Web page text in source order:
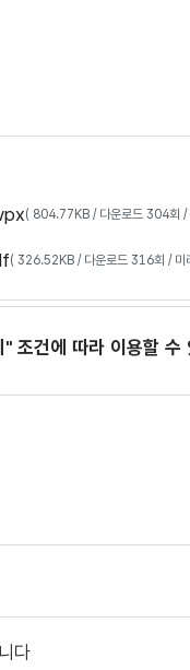
( 804.77KB / 다운로드 304회 /
( 326.52KB / 다운로드 316회 / 미
" 조건에 따라 이용할 수
다